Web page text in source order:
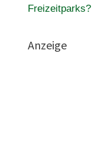
Freizeitparks?
Anzeige